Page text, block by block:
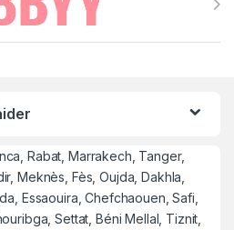
Rabat, Marrakech, Tanger,
Meknès, Fès, Oujda, Dakhla,
Essaouira, Chefchaouen, Safi,
Settat, Béni Mellal, Tiznit,